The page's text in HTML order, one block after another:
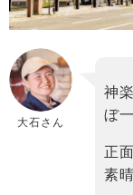
大石さん
神
ぼ
正
素